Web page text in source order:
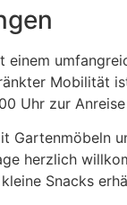
einem
Mobilität
Uhr zur
Gartenmöbeln
herzlich
Snacks